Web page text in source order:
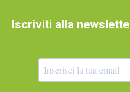
Iscriviti alla